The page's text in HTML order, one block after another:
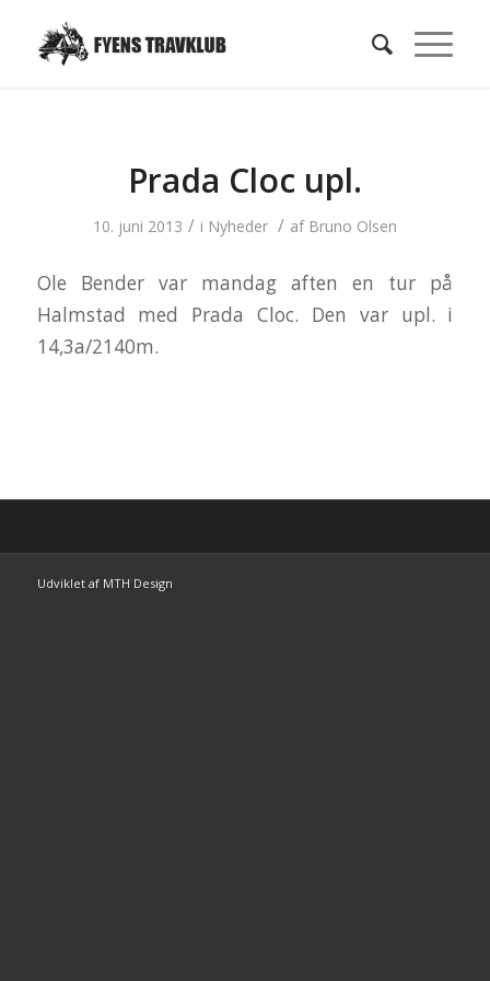
Prada Cloc upl.
10. juni 2013 / i Nyheder / af Bruno Olsen
Ole Bender var mandag aften en tur på
Halmstad med Prada Cloc. Den var upl. i
14,3a/2140m.
Udviklet af MTH Design